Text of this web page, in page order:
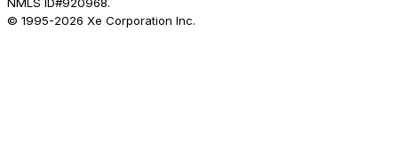
© 1995-2026 Xe Corporation Inc.